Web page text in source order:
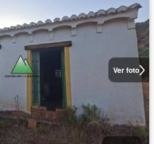
Ver foto